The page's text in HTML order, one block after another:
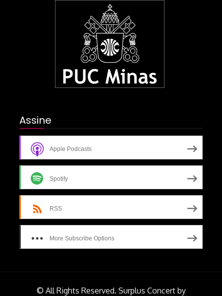
Assine
Apple Podcasts
Spotify
RSS
More Subscribe Options
© All Rights Reserved. Surplus Concert by